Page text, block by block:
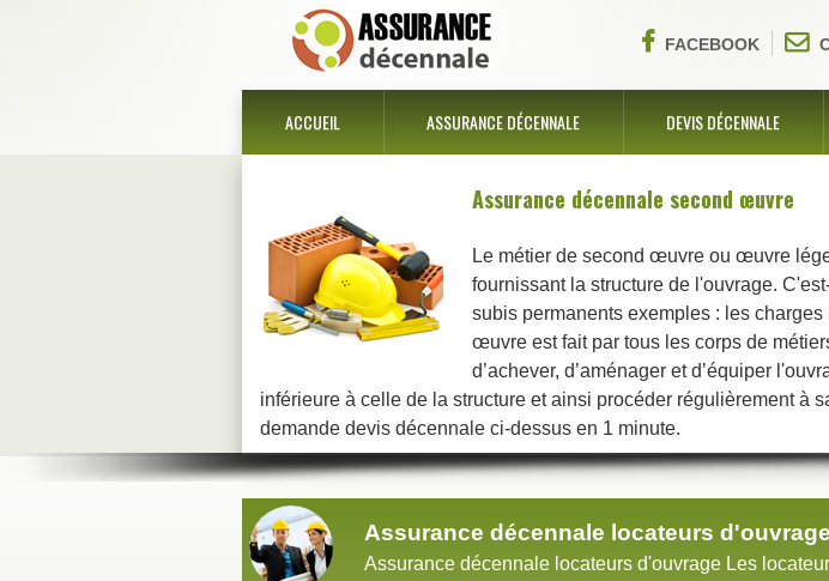
FACEBOOK
ACCUEIL ASSURANCE DÉCENNALE DEVIS DÉCENNALE
Assurance décennale second œuvre
Le métier de second œuvre ou œuvre
fournissant la structure de l'ouvrage.
subis permanents exemples : les
œuvre est fait par tous les corps de
d’achever, d’aménager et d’équiper
inférieure à celle de la structure et ainsi procéder régulièrement à
demande devis décennale ci-dessus en 1 minute.
Assurance décennale locateurs d'ouvrage
Assurance décennale locateurs d'ouvrage Les